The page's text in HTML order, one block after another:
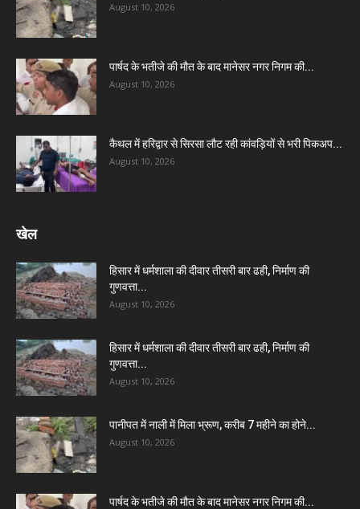
August 10, 2026
पार्षद के भतीजे की मौत के बाद मानेसर नगर निगम की...
August 10, 2026
कैथल में हरिद्वार से सिरसा लौट रही कांवड़ियों से भरी पिकअप...
August 10, 2026
खेल
हिसार में धर्मशाला की दीवार तीसरी बार ढही, निर्माण की
गुणवत्ता...
August 10, 2026
हिसार में धर्मशाला की दीवार तीसरी बार ढही, निर्माण की
गुणवत्ता...
August 10, 2026
पानीपत में नाली में मिला भ्रूण, करीब 7 महीने का होने...
August 10, 2026
पार्षद के भतीजे की मौत के बाद मानेसर नगर निगम की...